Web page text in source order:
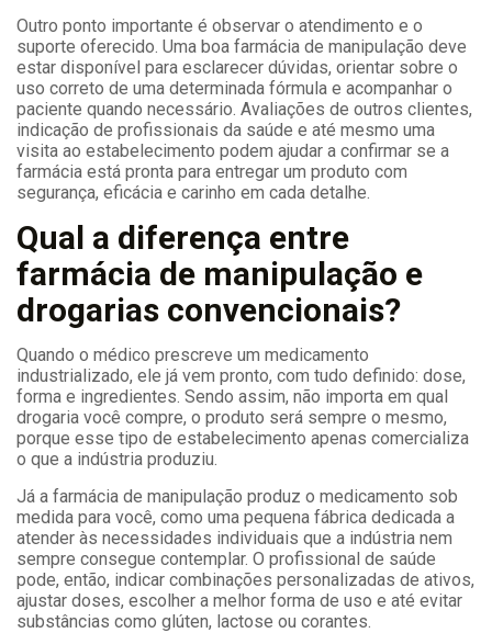
Outro ponto importante é observar o atendimento e o
suporte oferecido. Uma boa farmácia de manipulação deve
estar disponível para esclarecer dúvidas, orientar sobre o
uso correto de uma determinada fórmula e acompanhar o
paciente quando necessário. Avaliações de outros clientes,
indicação de profissionais da saúde e até mesmo uma
visita ao estabelecimento podem ajudar a confirmar se a
farmácia está pronta para entregar um produto com
segurança, eficácia e carinho em cada detalhe.
Qual a diferença entre
farmácia de manipulação e
drogarias convencionais?
Quando o médico prescreve um medicamento
industrializado, ele já vem pronto, com tudo definido: dose,
forma e ingredientes. Sendo assim, não importa em qual
drogaria você compre, o produto será sempre o mesmo,
porque esse tipo de estabelecimento apenas comercializa
o que a indústria produziu.
Já a farmácia de manipulação produz o medicamento sob
medida para você, como uma pequena fábrica dedicada a
atender às necessidades individuais que a indústria nem
sempre consegue contemplar. O profissional de saúde
pode, então, indicar combinações personalizadas de ativos,
ajustar doses, escolher a melhor forma de uso e até evitar
substâncias como glúten, lactose ou corantes.